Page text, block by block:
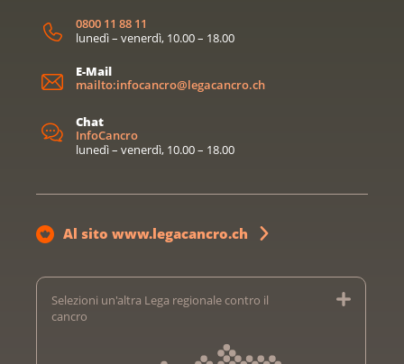
0800 11 88 11
lunedì – venerdì, 10.00 – 18.00
E-Mail
mailto:infocancro@legacancro.ch
Chat
InfoCancro
lunedì – venerdì, 10.00 – 18.00
Al sito www.legacancro.ch
Selezioni un'altra Lega regionale contro il
cancro